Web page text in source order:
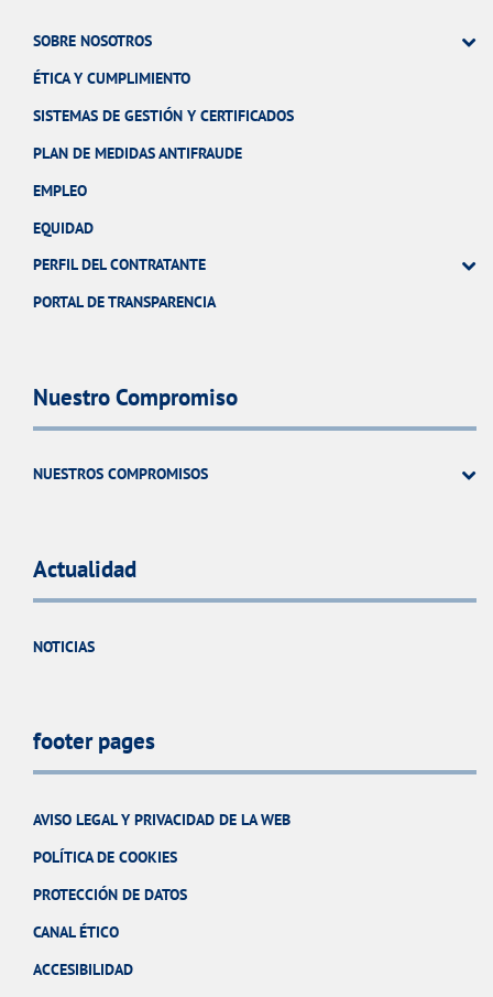
SOBRE NOSOTROS
ÉTICA Y CUMPLIMIENTO
SISTEMAS DE GESTIÓN Y CERTIFICADOS
PLAN DE MEDIDAS ANTIFRAUDE
EMPLEO
EQUIDAD
PERFIL DEL CONTRATANTE
PORTAL DE TRANSPARENCIA
Nuestro Compromiso
NUESTROS COMPROMISOS
Actualidad
NOTICIAS
footer pages
AVISO LEGAL Y PRIVACIDAD DE LA WEB
POLÍTICA DE COOKIES
PROTECCIÓN DE DATOS
CANAL ÉTICO
ACCESIBILIDAD